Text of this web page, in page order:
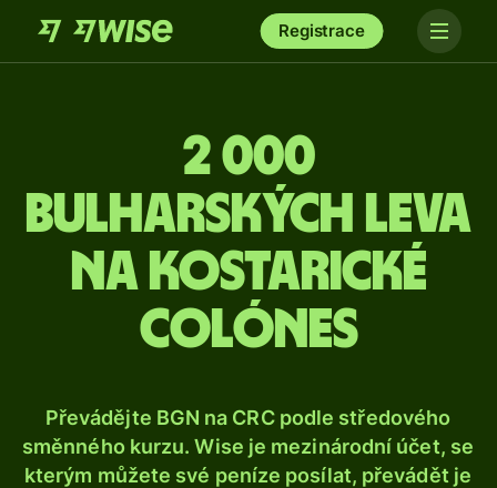
Registrace
2 000
bulharských leva
na kostarické
colónes
Převádějte BGN na CRC podle středového
směnného kurzu. Wise je mezinárodní účet, se
kterým můžete své peníze posílat, převádět je